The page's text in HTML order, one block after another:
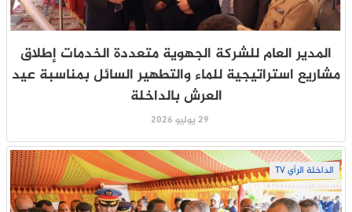
المدير العام للشركة الجهوية متعددة الخدمات إطلاق
مشاريع استراتيجية للماء والتطهير السائل بمناسبة عيد
العرش بالداخلة
29 يوليو 2026
الداخلة الرأي TV